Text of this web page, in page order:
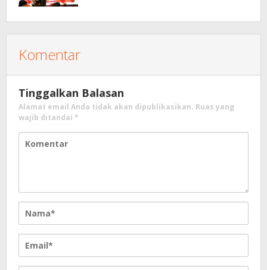
Komentar
Tinggalkan Balasan
Alamat email Anda tidak akan dipublikasikan. Ruas yang
wajib ditandai *